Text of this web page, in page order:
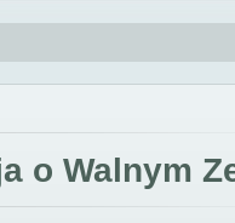
o Walnym